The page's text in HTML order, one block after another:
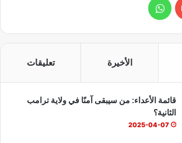
Y
T
u
ا
ا
ب
الأخيرة تعليقات
قائمة الأعداء: من سيبقى آمنًا في ولاية ترامب
الثانية؟
2025-04-07